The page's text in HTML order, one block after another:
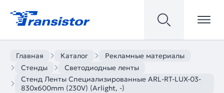
Главная Каталог
Рекламные материалы
Стенды
Светодиодные ленты
Стенд Ленты Специализированные ARL-RT-LUX-03-
830x600mm (230V) (Arlight, -)